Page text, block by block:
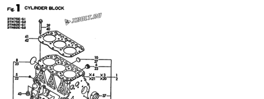
38 124066-59100
CLAMP, HOSE 8
39 121250-59550
105225-59560
40‑1A 105025-59750 ТОПЛИВНЫЙ ШЛАНГ
HOSE, FUEL
124950-59560 PIPE, RETURN L=280
PIPE, RETURN L=280